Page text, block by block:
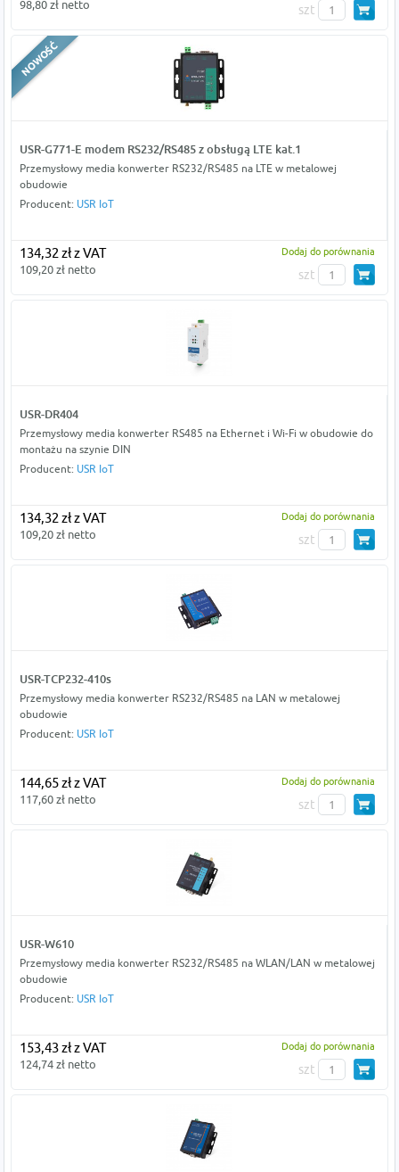
98,80 zł netto szt
USR-G771-E modem RS232/RS485 z obsługą LTE kat.1
Przemysłowy media konwerter RS232/RS485 na LTE w metalowej
obudowie
Producent: USR IoT
134,32 zł z VAT
109,20 zł netto
Dodaj do porównania
szt
USR-DR404
Przemysłowy media konwerter RS485 na Ethernet i Wi-Fi w obudowie do
montażu na szynie DIN
Producent: USR IoT
134,32 zł z VAT
109,20 zł netto
Dodaj do porównania
szt
USR-TCP232-410s
Przemysłowy media konwerter RS232/RS485 na LAN w metalowej
obudowie
Producent: USR IoT
144,65 zł z VAT
117,60 zł netto
Dodaj do porównania
szt
USR-W610
Przemysłowy media konwerter RS232/RS485 na WLAN/LAN w metalowej
obudowie
Producent: USR IoT
153,43 zł z VAT
124,74 zł netto
Dodaj do porównania
szt